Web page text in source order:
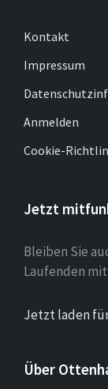
Kontakt
Impressum
Anmelden
Cookie-
Jetzt
Bleiben Sie
Laufenden
Jetzt laden
Über